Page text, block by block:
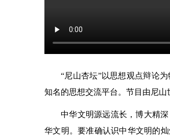
“尼山杏坛”以思想观点辩论
知名的思想交流平台。节目由尼山
中华文明源远流长，博大精
华文明。要准确认识中华文明的